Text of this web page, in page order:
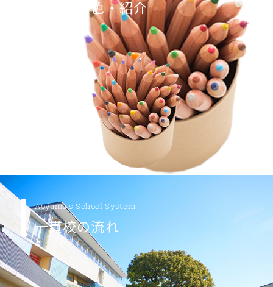
教育の特色・紹介
Aoyama's School System
一貫校の流れ